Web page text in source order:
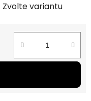
Zvolte variantu